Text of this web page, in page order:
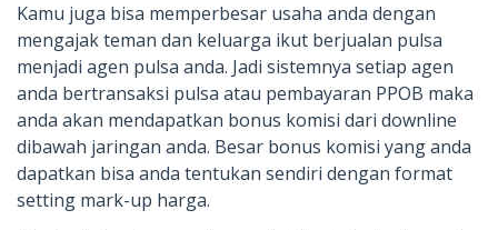
Kamu juga bisa memperbesar usaha anda dengan
mengajak teman dan keluarga ikut berjualan pulsa
menjadi agen pulsa anda. Jadi sistemnya setiap agen
anda bertransaksi pulsa atau pembayaran PPOB maka
anda akan mendapatkan bonus komisi dari downline
dibawah jaringan anda. Besar bonus komisi yang anda
dapatkan bisa anda tentukan sendiri dengan format
setting mark-up harga.